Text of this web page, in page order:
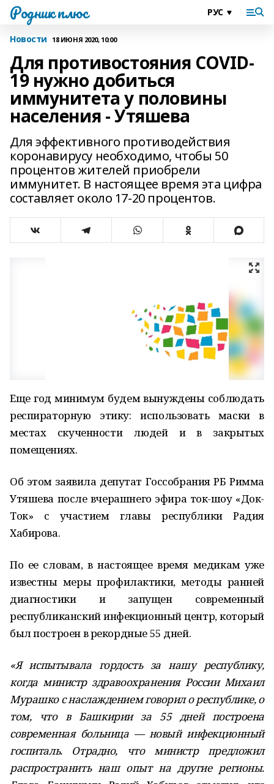
Родник плюс
Новости 18 ИЮНЯ 2020, 10:00
Для противостояния COVID-
19 нужно добиться
иммунитета у половины
населения - Утяшева
Для эффективного противодействия
коронавирусу необходимо, чтобы 50
процентов жителей приобрели
иммунитет. В настоящее время эта цифра
составляет около 17-20 процентов.
Еще год минимум будем вынуждены соблюдать
респираторную этику: использовать маски в
местах скученности людей и в закрытых
помещениях.
Об этом заявила депутат Госсобрания РБ Римма
Утяшева после вчерашнего эфира ток-шоу «Док-
Ток» с участием главы республики Радия
Хабирова.
По ее словам, в настоящее время медикам уже
известны меры профилактики, методы ранней
диагностики и запущен современный
республиканский инфекционный центр, который
был построен в рекордные 55 дней.
«Я испытывала гордость за нашу республику,
когда министр здравоохранения России Михаил
Мурашко с наслаждением говорил о республике, о
том, что в Башкирии за 55 дней построена
современная больница — новый инфекционный
госпиталь. Отрадно, что министр предложил
распространить наш опыт на другие регионы.